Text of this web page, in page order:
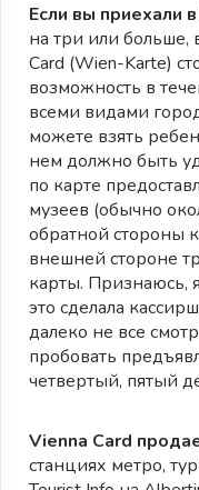
Если вы приехали
на три или больше,
Card (Wien-Karte)
возможность в
всеми видами
можете взять
нем должно быть
по карте
музеев (обычно
обратной стороны
внешней стороне
карты. Признаюсь,
это сделала
далеко не все
пробовать
четвертый, пятый
Vienna Card
станциях метро,